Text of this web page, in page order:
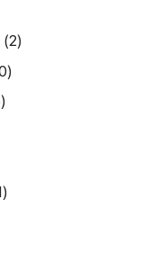
(2)